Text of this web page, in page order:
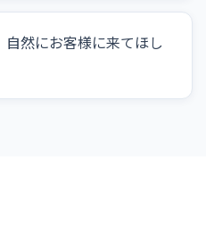
然にお客様に来てほし